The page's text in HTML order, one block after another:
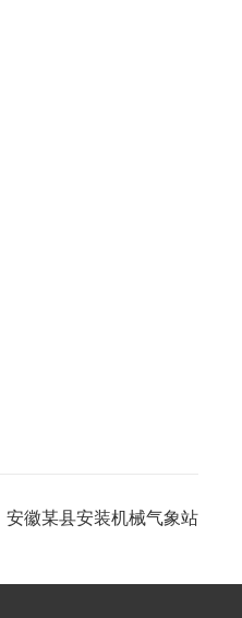
安徽某县安装机械气象站